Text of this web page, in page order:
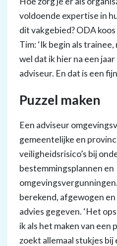
voldoende expertise in
dit vakgebied? ODA
Tim: ‘Ik begin als
wel dat ik hier na een jaar
adviseur. En dat is een
Puzzel maken
Een adviseur
gemeentelijke en
veiligheidsrisico’s bij
bestemmingsplannen en
berekend, afgewogen
advies gegeven. ‘Het
ik als het maken van een
zoekt allemaal stukjes bij